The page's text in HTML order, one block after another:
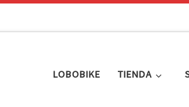
LOBOBIKE TIENDA